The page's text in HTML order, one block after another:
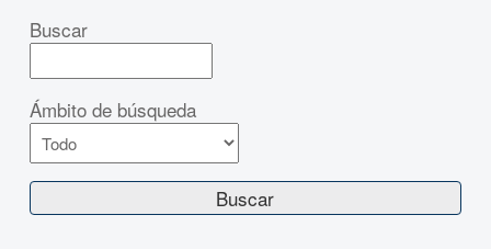
Buscar
Ámbito de búsqueda